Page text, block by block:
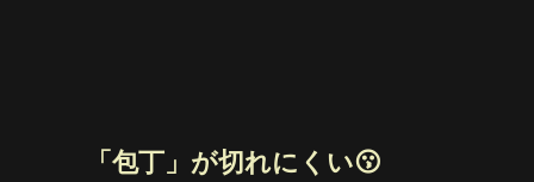
「包丁」が切れにくい😗